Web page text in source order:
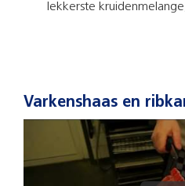
lekkerste
Varkenshaas en